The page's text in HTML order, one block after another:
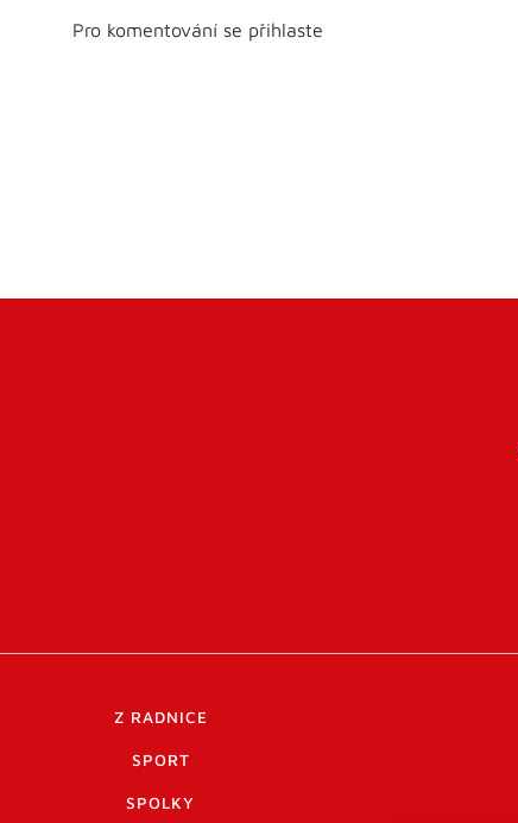
Pro komentování se přihlaste
Z RADNICE
SPORT
SPOLKY